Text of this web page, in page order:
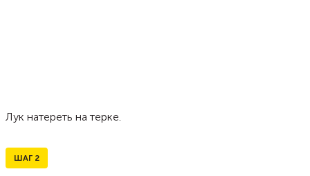
Лук натереть на терке.
ШАГ 2